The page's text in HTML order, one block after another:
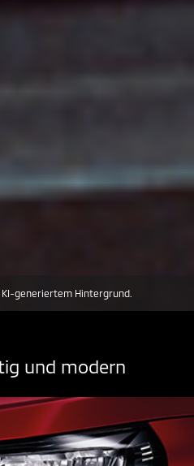
generiertem Hintergrund.
und modern